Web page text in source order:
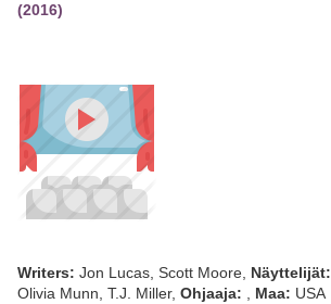
(2016)
Writers: Jon Lucas, Scott Moore, Näyttelijät:
Olivia Munn, T.J. Miller, Ohjaaja: Maa: USA